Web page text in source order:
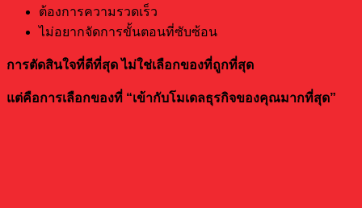
ต้องการความรวดเร็ว
ไม่อยากจัดการขั้นตอนที่ซับซ้อน
การตัดสินใจที่ดีที่สุด ไม่ใช่เลือกของที่ถูกที่สุด
แต่คือการเลือกของที่ “เข้ากับโมเดลธุรกิจของคุณมากที่สุด”